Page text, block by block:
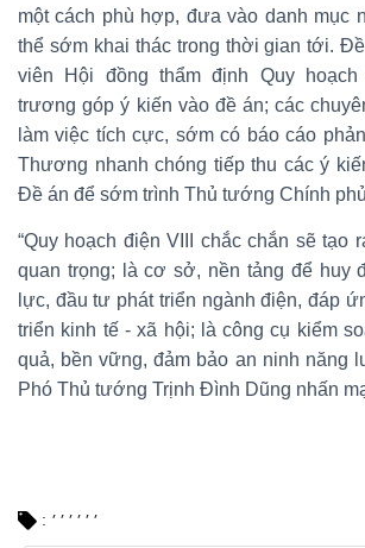
một cách phù hợp, đưa vào danh mục
thể sớm khai thác trong thời gian tới.
viên Hội đồng thẩm định Quy hoạch
trương góp ý kiến vào đề án; các
làm việc tích cực, sớm có báo cáo
Thương nhanh chóng tiếp thu các ý
Đề án để sớm trình Thủ tướng Chính
“Quy hoạch điện VIII chắc chắn sẽ tạo
quan trọng; là cơ sở, nền tảng để huy
lực, đầu tư phát triển ngành điện, đáp
triển kinh tế - xã hội; là công cụ kiểm
quả, bền vững, đảm bảo an ninh năng
Phó Thủ tướng Trịnh Đình Dũng nhấn
: , , , , , ,